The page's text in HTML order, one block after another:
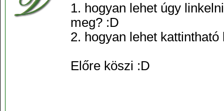
1. hogyan lehet úgy
meg? :D
2. hogyan lehet
Előre köszi :D